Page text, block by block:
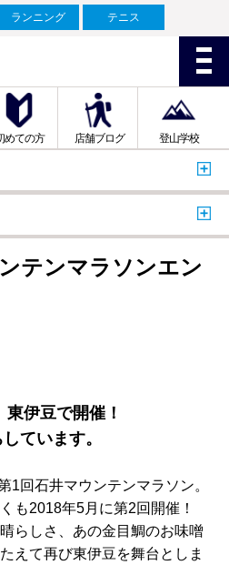
ランニング テニス
めての方 店舗ブログ 登山学校
テンマラソンエン
伊豆で開催！
ています。
回石井マウンテンマラソン。
も2018年5月に第2回開催！
らしさ、あの金目鯛のお味噌
えて再び東伊豆を舞台としま